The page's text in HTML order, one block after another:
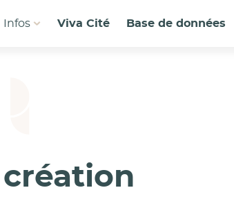
Infos Viva Cité Base de données